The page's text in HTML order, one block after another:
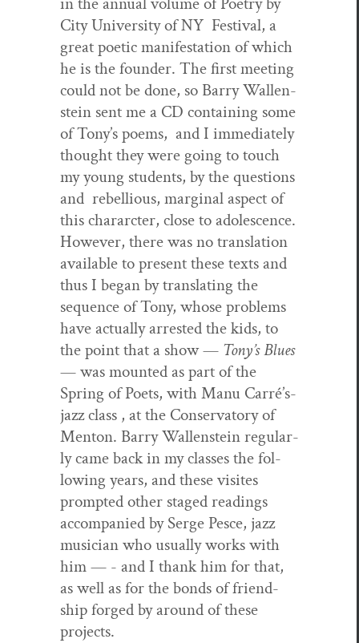
City Uni­ver­si­ty of NY Fes­ti­val, a
great poet­ic man­i­fes­ta­tion of which
he is the founder. The first meet­ing
could not be done, so Bar­ry Wal­len­
stein sent me a CD con­tain­ing some
of Tony’s poems, and I imme­di­ate­ly
thought they were going to touch
my young stu­dents, by the ques­tions
and rebel­lious, mar­gin­al aspect of
this charar­c­ter, close to ado­les­cence.
How­ev­er, there was no trans­la­tion
avail­able to present these texts and
thus I began by trans­lat­ing the
sequence of Tony, whose prob­lems
have actu­al­ly arrest­ed the kids, to
the point that a show — Tony’s Blues
— was mount­ed as part of the
Spring of Poets, with Manu Car­ré’s­
jazz class , at the Con­ser­va­to­ry of
Men­ton. Bar­ry Wal­len­stein reg­u­lar­
ly came back in my class­es the fol­
low­ing years, and these vis­ites
prompt­ed oth­er staged read­ings
accom­pa­nied by Serge Pesce, jazz
musi­cian who usu­al­ly works with
him — - and I thank him for that,
as well as for the bonds of friend­
ship forged by around of these
projects.